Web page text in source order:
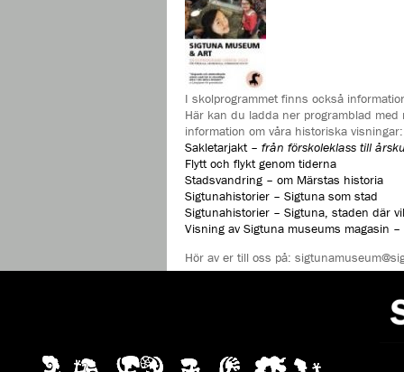
I skolprogrammet finns också
Här kan du ladda ner programblad med
information om våra historiska visningar:
Sakletarjakt – från förskoleklass till
Flytt och flykt genom tiderna
Stadsvandring – om Märstas historia
Sigtunahistorier – Sigtuna som stad
Sigtunahistorier – Sigtuna, staden där
Visning av Sigtuna museums magasin –
Hör av er till oss på: